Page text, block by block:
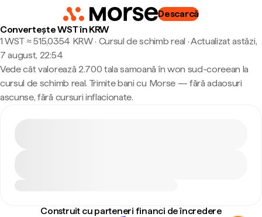
Descarcă
Convertește WST în KRW
1 WST ≈ 515,0354 KRW · Cursul de schimb real ·Actualizat astăzi,
7 august, 22:54
Vede cât valorează 2.700 tala samoană în won sud-coreean la
cursul de schimb real. Trimite bani cu Morse — fără adaosuri
ascunse, fără cursuri inflacionate.
Construit cu parteneri financi de încredere